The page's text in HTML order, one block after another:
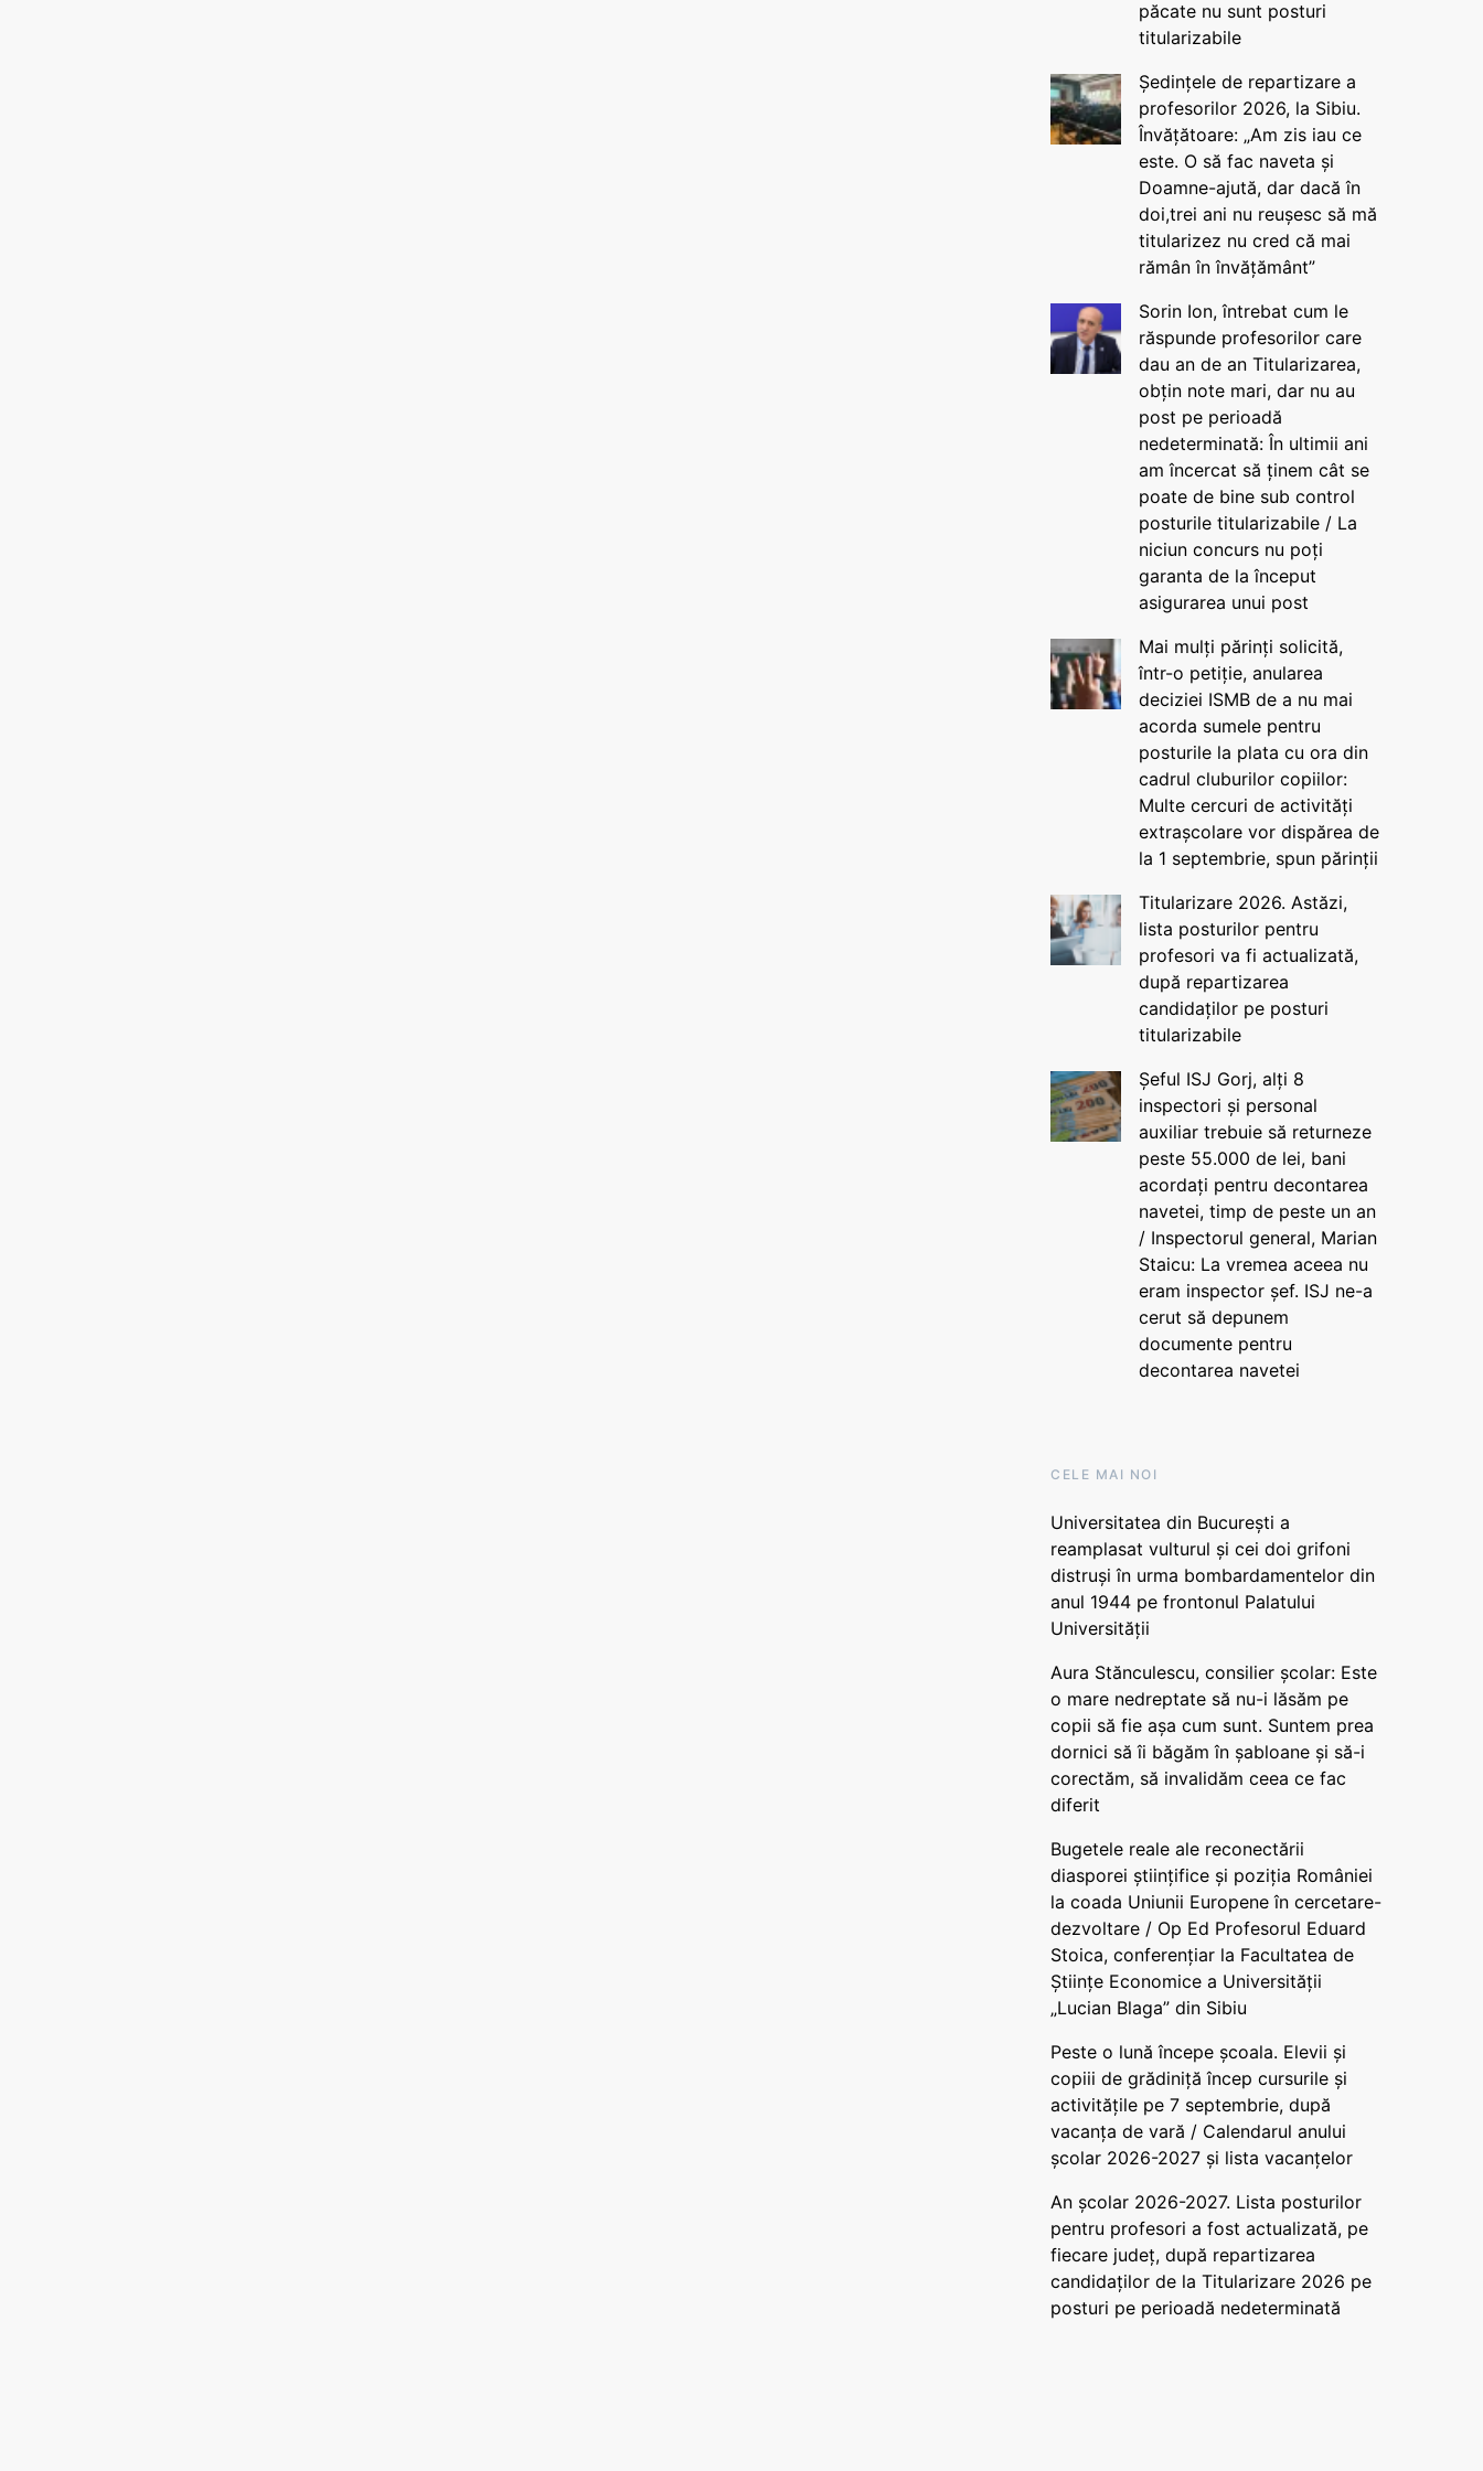
păcate nu sunt posturi
titularizabile
Ședințele de repartizare a
profesorilor 2026, la Sibiu.
Învățătoare: „Am zis iau ce
este. O să fac naveta și
Doamne-ajută, dar dacă în
doi,trei ani nu reușesc să mă
titularizez nu cred că mai
rămân în învățământ”
Sorin Ion, întrebat cum le
răspunde profesorilor care
dau an de an Titularizarea,
obțin note mari, dar nu au
post pe perioadă
nedeterminată: În ultimii ani
am încercat să ținem cât se
poate de bine sub control
posturile titularizabile / La
niciun concurs nu poți
garanta de la început
asigurarea unui post
Mai mulți părinți solicită,
într-o petiție, anularea
deciziei ISMB de a nu mai
acorda sumele pentru
posturile la plata cu ora din
cadrul cluburilor copiilor:
Multe cercuri de activități
extrașcolare vor dispărea de
la 1 septembrie, spun părinții
Titularizare 2026. Astăzi,
lista posturilor pentru
profesori va fi actualizată,
după repartizarea
candidaților pe posturi
titularizabile
Șeful ISJ Gorj, alți 8
inspectori și personal
auxiliar trebuie să returneze
peste 55.000 de lei, bani
acordați pentru decontarea
navetei, timp de peste un an
/ Inspectorul general, Marian
Staicu: La vremea aceea nu
eram inspector șef. ISJ ne-a
cerut să depunem
documente pentru
decontarea navetei
CELE MAI NOI
Universitatea din București a
reamplasat vulturul și cei doi grifoni
distruși în urma bombardamentelor din
anul 1944 pe frontonul Palatului
Universității
Aura Stănculescu, consilier școlar: Este
o mare nedreptate să nu-i lăsăm pe
copii să fie așa cum sunt. Suntem prea
dornici să îi băgăm în șabloane și să-i
corectăm, să invalidăm ceea ce fac
diferit
Bugetele reale ale reconectării
diasporei științifice și poziția României
la coada Uniunii Europene în cercetare-
dezvoltare / Op Ed Profesorul Eduard
Stoica, conferențiar la Facultatea de
Științe Economice a Universității
„Lucian Blaga” din Sibiu
Peste o lună începe școala. Elevii și
copiii de grădiniță încep cursurile și
activitățile pe 7 septembrie, după
vacanța de vară / Calendarul anului
școlar 2026-2027 și lista vacanțelor
An școlar 2026-2027. Lista posturilor
pentru profesori a fost actualizată, pe
fiecare județ, după repartizarea
candidaților de la Titularizare 2026 pe
posturi pe perioadă nedeterminată